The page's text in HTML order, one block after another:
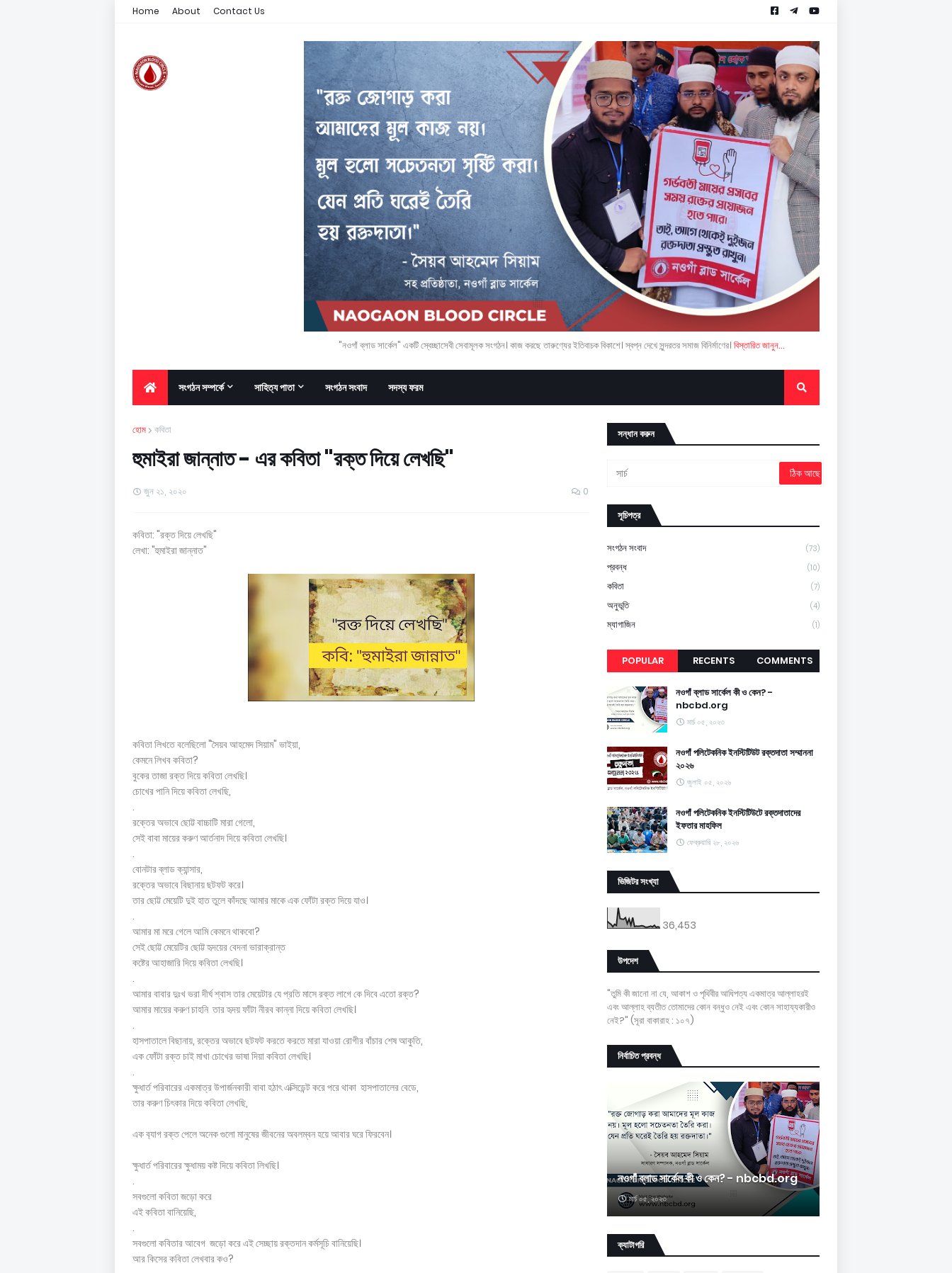
Home About Contact Us
"নওগাঁ ব্লাড সার্কেল" একটি স্বেচ্ছাসেবী সেবামূলক সংগঠন। কাজ করছে তারুণ্যের ইতিবাচক বিকাশে। স্বপ্ন দেখে সুন্দরতর সমাজ বিনির্মাণের। বিস্তারিত জানুন...
সংগঠন সম্পর্কে সাহিত্য পাতা সংগঠন সংবাদ সদস্য ফরম
হোম কবিতা
হুমাইরা জান্নাত - এর কবিতা "রক্ত দিয়ে লেখছি"
জুন ২১, ২০২০ 0
কবিতা: "রক্ত দিয়ে লেখছি"
লেখা: "হুমাইরা জান্নাত"
কবিতা লিখতে বলেছিলো "সৈয়ব আহমেদ সিয়াম" ভাইয়া,
কেমনে লিখব কবিতা?
বুকের তাজা রক্ত দিয়ে কবিতা লেখছি।
চোখের পানি দিয়ে কবিতা লেখছি,
.
রক্তের অভাবে ছোট্ট বাচ্চাটি মারা গেলো,
সেই বাবা মায়ের করুণ আর্তনাদ দিয়ে কবিতা লেখছি।
.
বোনটার ব্লাড ক্যান্সার,
রক্তের অভাবে বিছানায় ছটফট করে।
তার ছোট্ট মেয়েটি দুই হাত তুলে কাঁদছে আমার মাকে এক ফোঁটা রক্ত দিয়ে যাও।
.
আমার মা মরে গেলে আমি কেমনে থাকবো?
সেই ছোট্ট মেয়েটির ছোট্ট হৃদয়ের ব‍েদনা ভারাক্রান্ত
কষ্টের আহাজারি দিয়ে কবিতা লেখছি।
.
আমার বাবার দুঃখ ভরা দীর্ঘ শ্বাস তার মেয়েটার যে প্রতি মাসে রক্ত লাগে কে দিবে এতো রক্ত?
আমার মায়ের করুণ চাহনি তার হৃদয় ফাঁটা নীরব কান্না দিয়ে কবিতা লেখছি।
.
হাসপাতালে বিছানায়, রক্তের অভাবে ছটফট করতে করতে মারা যাওয়া রোগীর বাঁচার শেষ আকুতি,
এক ফোঁটা রক্ত চাই মাখা চোখের ভাষা দিয়া কবিতা লেখছি।
.
ক্ষুধার্ত পরিবারের একমাত্র উপার্জনকারী বাবা হঠাৎ এক্সিডেন্ট করে পরে থাকা হাসপাতালের বেডে,
তার করুণ চিৎকার দিয়ে কবিতা লেখছি,
এক ব‍্যাগ রক্ত পেলে অনেক গুলো মানুষের জীবনের অবলম্বন হয়ে আবার ঘরে ফিরবেন।
ক্ষুধার্ত পরিবারের ক্ষুধাময় কষ্ট দিয়ে কবিতা লিখছি।
.
সবগুলো কবিতা জড়ো করে
এই কবিতা বানিয়েছি,
.
সবগুলো কবিতার আবেগ জড়ো করে এই সেচ্ছায় রক্তদান কর্মসূচি বানিয়েছি।
আর কিসের কবিতা লেখবার কও?
সন্ধান করুন
সূচিপত্র
সংগঠন সংবাদ (73)
প্রবন্ধ (10)
কবিতা (7)
অনুভূতি (4)
ম্যাগাজিন (1)
POPULAR RECENTS COMMENTS
নওগাঁ ব্লাড সার্কেল কী ও কেন? -
nbcbd.org
মার্চ ০৫, ২০২৩
নওগাঁ পলিটেকনিক ইনস্টিটিউট রক্তদাতা সম্মাননা
২০২৬
জুলাই ০৫, ২০২৬
নওগাঁ পলিটেকনিক ইনস্টিটিউটে রক্তদাতাদের
ইফতার মাহফিল
ফেব্রুয়ারি ২৮, ২০২৬
ভিজিটর সংখ্যা
36,453
উপদেশ
"তুমি কী জানো না যে, আকাশ ও পৃথিবীর আধিপত্য একমাত্র আল্লাহরই
এবং আল্লাহ ব্যতীত তোমাদের কোন বন্ধুও নেই এবং কোন সাহায্যকারীও
নেই?" (সূরা বাকারাহ : ১০৭)
নির্বাচিত প্রবন্ধ
নওগাঁ ব্লাড সার্কেল কী ও কেন? - nbcbd.org
মার্চ ০৫, ২০২৩
ক্যাটাগরি